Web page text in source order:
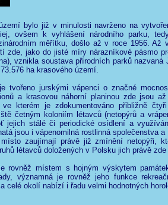
bylo již v minulosti navrženo na
ovšem k vyhlášení národního parku,
měřítku, došlo až v roce 1956. Až
zde, jako do jisté míry nárazníkové pásmo
vznikla soustava přírodních parků nazvaná
ha krasového území.
tvořeno jurskými vápenci o značné
a krasovou náhorní planinou zde jsou
kterém je zdokumentováno přibližně
četným koloniím létavců (netopýrů a
jejich stálé či periodické osídlení a
jsou i vápenomilná rostlinná společenstva
místo zaujímají právě již zmínění netopýři,
létavců doložených v Polsku jich právě
rovněž místem s hojným výskytem
významná je rovněž jeho funkce
celé okolí nabízí i řadu velmi hodnotných